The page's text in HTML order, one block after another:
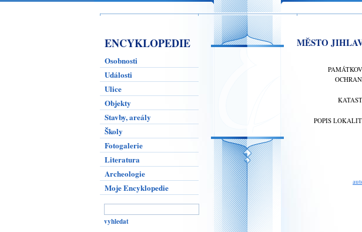
ENCYKLOPEDIE
Osobnosti
Události
Ulice
Objekty
Stavby, areály
Školy
Fotogalerie
Literatura
Archeologie
Moje Encyklopedie
MĚSTO
POPIS